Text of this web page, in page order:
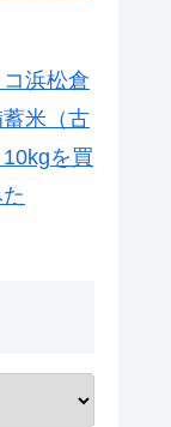
浜松倉
米（古
を買